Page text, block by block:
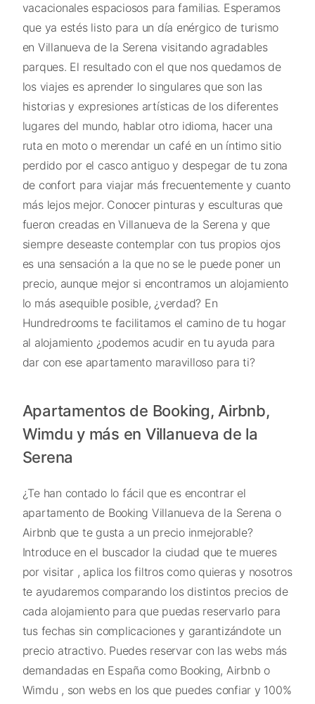
vacacionales espaciosos para familias. Esperamos
que ya estés listo para un día enérgico de turismo
en Villanueva de la Serena visitando agradables
parques. El resultado con el que nos quedamos de
los viajes es aprender lo singulares que son las
historias y expresiones artísticas de los diferentes
lugares del mundo, hablar otro idioma, hacer una
ruta en moto o merendar un café en un íntimo sitio
perdido por el casco antiguo y despegar de tu zona
de confort para viajar más frecuentemente y cuanto
más lejos mejor. Conocer pinturas y esculturas que
fueron creadas en Villanueva de la Serena y que
siempre deseaste contemplar con tus propios ojos
es una sensación a la que no se le puede poner un
precio, aunque mejor si encontramos un alojamiento
lo más asequible posible, ¿verdad? En
Hundredrooms te facilitamos el camino de tu hogar
al alojamiento ¿podemos acudir en tu ayuda para
dar con ese apartamento maravilloso para ti?
Apartamentos de Booking, Airbnb,
Wimdu y más en Villanueva de la
Serena
¿Te han contado lo fácil que es encontrar el
apartamento de Booking Villanueva de la Serena o
Airbnb que te gusta a un precio inmejorable?
Introduce en el buscador la ciudad que te mueres
por visitar , aplica los filtros como quieras y nosotros
te ayudaremos comparando los distintos precios de
cada alojamiento para que puedas reservarlo para
tus fechas sin complicaciones y garantizándote un
precio atractivo. Puedes reservar con las webs más
demandadas en España como Booking, Airbnb o
Wimdu , son webs en los que puedes confiar y 100%